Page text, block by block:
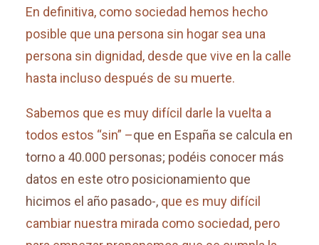
En definitiva, como sociedad hemos hecho
posible que una persona sin hogar sea una
persona sin dignidad, desde que vive en la calle
hasta incluso después de su muerte.
Sabemos que es muy difícil darle la vuelta a
todos estos “sin” –que en España se calcula en
torno a 40.000 personas; podéis conocer más
datos en este otro posicionamiento que
hicimos el año pasado-, que es muy difícil
cambiar nuestra mirada como sociedad, pero